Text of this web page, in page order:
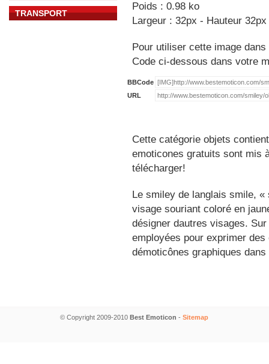
TRANSPORT
Poids : 0.98 ko
Largeur : 32px - Hauteur 32px
Pour utiliser cette image
Code ci-dessous dans votre
BBCode
URL
Cette catégorie objets
emoticones gratuits sont mis
télécharger!
Le smiley de langlais smile,
visage souriant coloré en
désigner dautres visages.
employées pour exprimer
démoticônes graphiques
© Copyright 2009-2010 Best Emoticon - Sitemap